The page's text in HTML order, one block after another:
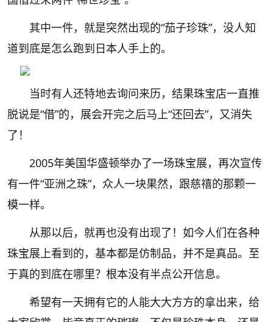
其中一件， 就是突然出现的“茄子珍珠”，没人知
道到底是怎么跑到日本人手上的。
当时有人还特地去询问来历，结果珠宝店一直推
脱说是“借”的，展会开完之后马上“还回去”，又消失
了！
2005年美国华盛顿举办了一场珠宝展，再次宣传
有一件“亚洲之珠”， 众人一块果然，跟慈禧的那颗一
模一样。
从那以后，就再也没有出现了！如今人们在各种
珠宝展上看到的，基本都是仿制品，并不是真品。至
于真的到底在哪里？根本没有半点公开信息。
希望有一天拥有它的人能大大方方的拿出来，给